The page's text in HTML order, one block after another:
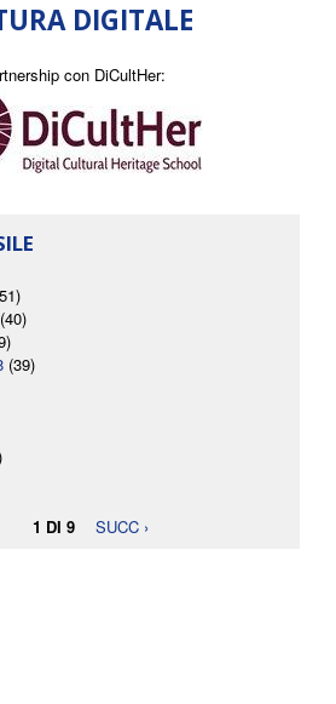
DIGITALE
con DiCultHer:
(40)
(39)
1 DI 9
SUCC ›